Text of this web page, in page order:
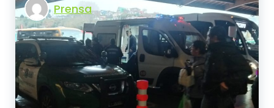
Prensa